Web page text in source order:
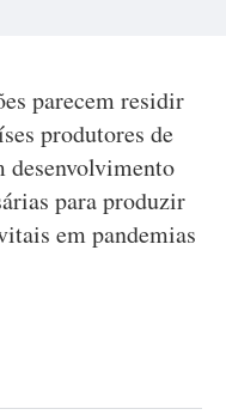
parecem residir
produtores de
desenvolvimento
para produzir
em pandemias